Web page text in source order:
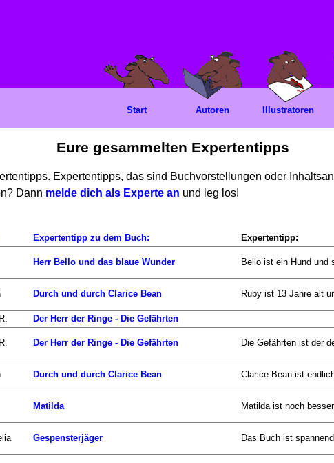
Eure gesammelten Expertentipps
Expertentipps, das sind Buchvorstellungen oder
Dann melde dich als Experte an und leg los!
Expertentipp zu dem Buch: Expertentipp:
Herr Bello und das blaue Wunder Bello ist ein Hund und
Durch und durch Clarice Bean Ruby ist 13 Jahre alt
Der Herr der Ringe - Die Gefährten
Der Herr der Ringe - Die Gefährten Die Gefährten ist der
Durch und durch Clarice Bean Clarice Bean ist
Matilda Matilda ist noch
Gespensterjäger Das Buch ist
Start Autoren Illustratoren